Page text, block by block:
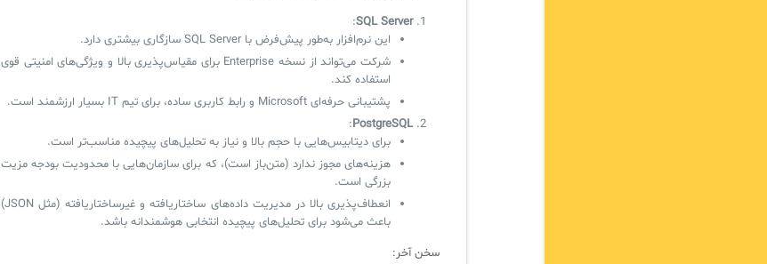
SQL Server
:
این نرم‌افزار به‌طور پیش‌فرض با SQL Server سازگاری بیشتری دارد.
شرکت می‌تواند از نسخه Enterprise برای مقیاس‌پذیری بالا و ویژگی‌های امنیتی قوی
استفاده کند.
پشتیبانی حرفه‌ای Microsoft و رابط کاربری ساده، برای تیم IT بسیار ارزشمند است.
PostgreSQL
:
برای دیتابیس‌هایی با حجم بالا و نیاز به تحلیل‌های پیچیده مناسب‌تر است.
هزینه‌های مجوز ندارد (متن‌باز است)، که برای سازمان‌هایی با محدودیت بودجه مزیت
بزرگی است.
انعطاف‌پذیری بالا در مدیریت داده‌های ساختاریافته و غیرساختاریافته (مثل JSON)
باعث می‌شود برای تحلیل‌های پیچیده انتخابی هوشمندانه باشد.
سخن آخر: